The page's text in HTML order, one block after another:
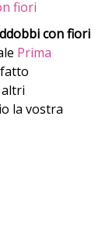
fiori
con fiori
Prima
la vostra